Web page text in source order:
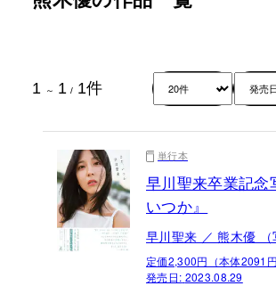
1 ～ 1 / 1件
単行本
早川聖来卒業記念
いつか』
早川聖来 ／ 熊木優 （
定価2,300円（本体2091円
発売日: 2023.08.29